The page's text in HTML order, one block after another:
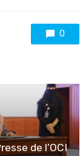
0
de l’OCI